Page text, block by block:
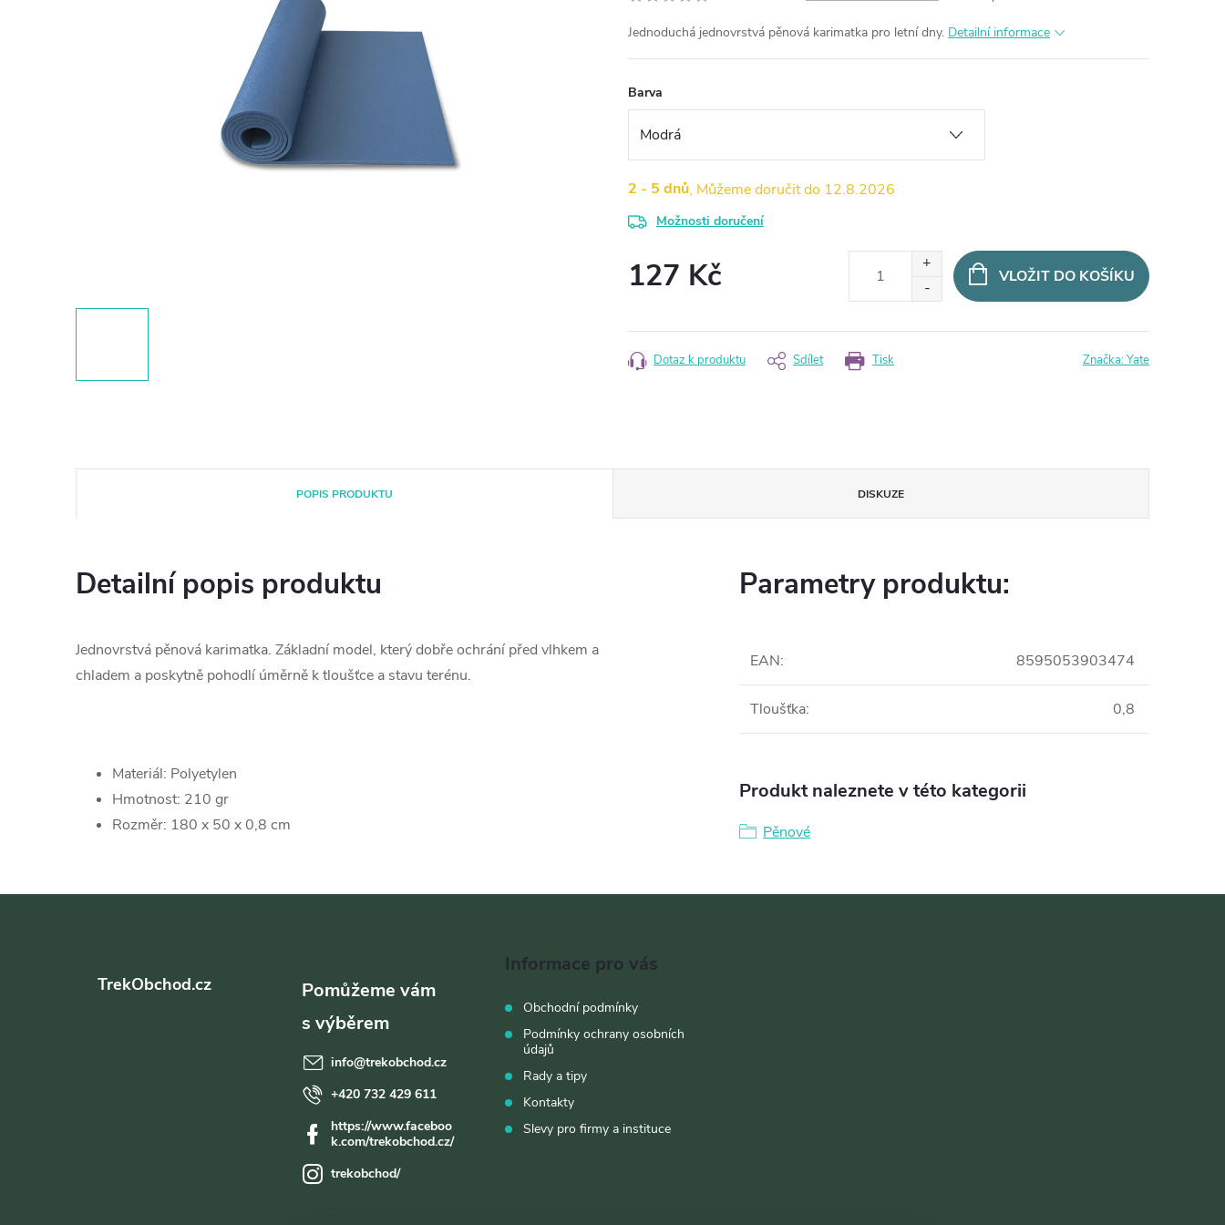
Jednoduchá jednovrstvá pěnová karimatka pro letní dny. Detailní informace
Barva
2 - 5 dnů 12.8.2026
Možnosti doručení
127 Kč VLOŽIT DO KOŠÍKU
Tisk
Dotaz k produktu Sdílet Značka:Yate
POPIS PRODUKTU DISKUZE
Detailní popis produktu
Jednovrstvá pěnová karimatka. Základní model, který dobře ochrání před vlhkem a
chladem a poskytně pohodlí úměrně k tloušťce a stavu terénu.
Materiál: Polyetylen
Hmotnost: 210 gr
Rozměr: 180 x 50 x 0,8 cm
Parametry produktu:
EAN: 8595053903474
Tloušťka: 0,8
Produkt naleznete v této kategorii
Pěnové
TrekObchod.cz
info@trekobchod.cz
+420 732 429 611
https://www.faceboo
k.com/trekobchod.cz/
trekobchod/
Informace pro vás
Obchodní podmínky
Podmínky ochrany osobních
údajů
Rady a tipy
Kontakty
Slevy pro firmy a instituce